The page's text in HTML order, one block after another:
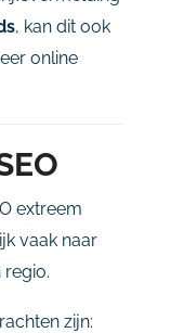
, kan dit ook
online
extreem
vaak naar
regio.
zijn: